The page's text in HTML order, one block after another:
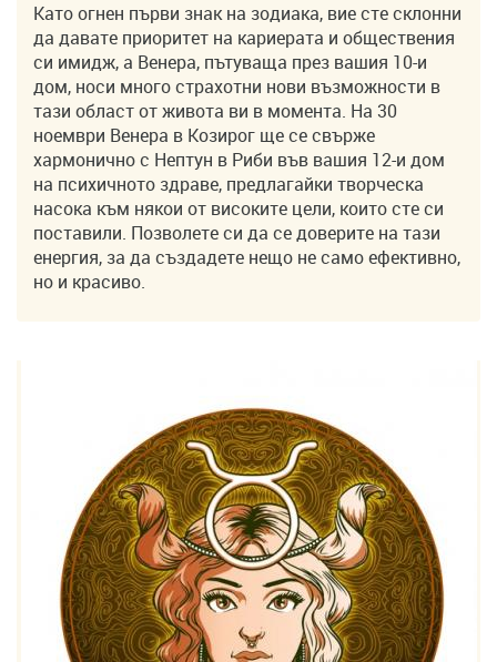
Като огнен първи знак на зодиака, вие сте склонни
да давате приоритет на кариерата и обществения
си имидж, а Венера, пътуваща през вашия 10-и
дом, носи много страхотни нови възможности в
тази област от живота ви в момента. На 30
ноември Венера в Козирог ще се свърже
хармонично с Нептун в Риби във вашия 12-и дом
на психичното здраве, предлагайки творческа
насока към някои от високите цели, които сте си
поставили. Позволете си да се доверите на тази
енергия, за да създадете нещо не само ефективно,
но и красиво.